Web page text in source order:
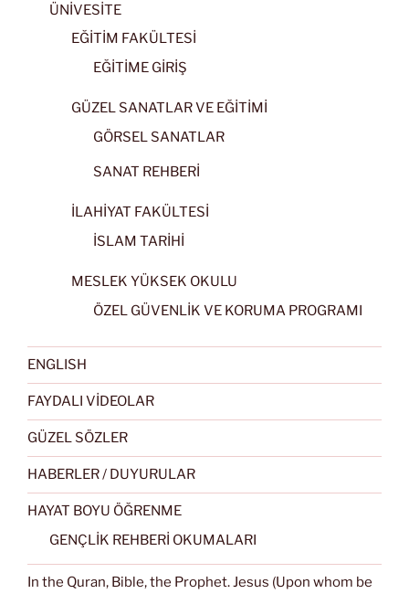
ÜNİVESİTE
EĞİTİM FAKÜLTESİ
EĞİTİME GİRİŞ
GÜZEL SANATLAR VE EĞİTİMİ
GÖRSEL SANATLAR
SANAT REHBERİ
İLAHİYAT FAKÜLTESİ
İSLAM TARİHİ
MESLEK YÜKSEK OKULU
ÖZEL GÜVENLİK VE KORUMA PROGRAMI
ENGLISH
FAYDALI VİDEOLAR
GÜZEL SÖZLER
HABERLER / DUYURULAR
HAYAT BOYU ÖĞRENME
GENÇLİK REHBERİ OKUMALARI
In the Quran, Bible, the Prophet. Jesus (Upon whom be